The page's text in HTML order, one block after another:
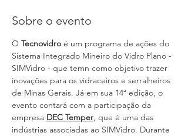
Sobre o evento
O Tecnovidro é um programa de ações do
Sistema Integrado Mineiro do Vidro Plano -
SIMVidro - que temn como objetivo trazer
inovações para os vidraceiros e serralheiros
de Minas Gerais. Já em sua 14ª edição, o
evento contará com a participação da
empresa DEC Temper, que é uma das
indústrias associadas ao SIMVidro. Durante